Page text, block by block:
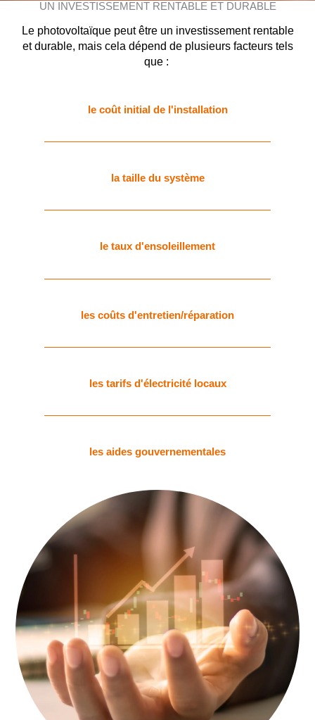
UN INVESTISSEMENT RENTABLE ET DURABLE
Le photovoltaïque peut être un investissement rentable
et durable, mais cela dépend de plusieurs facteurs tels
que :
le coût initial de l'installation
la taille du système
le taux d'ensoleillement
les coûts d'entretien/réparation
les tarifs d'électricité locaux
les aides gouvernementales